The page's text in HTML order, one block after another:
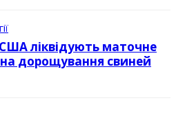
ліквідують маточне
дорощування свиней